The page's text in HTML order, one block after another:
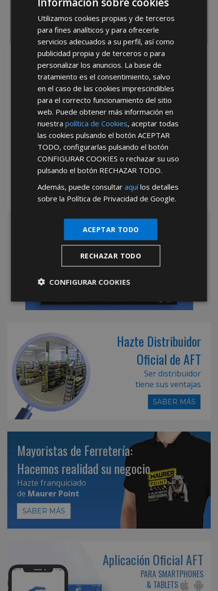
He leído y acepto la Política de Privacidad
*Abstenerse particulares, sólo venta a tiendas y empresas minoristas y
Hazte Distribuidor
Oficial de AFT
Ser distribuidor
tiene sus ventajas
SABER MÁS
Mayoristas de Ferretería:
Hacemos realidad su negocio
Hazte franquiciado
de Maurer Point
SABER MÁS
Aplicación Oficial AFT
PARA SMARTPHONES
& TABLETS
Utilizamos cookies propias y de terceros
para fines analíticos y para ofrecerle
servicios adecuados a su perfil, así como
publicidad propia y de terceros o para
personalizar los anuncios. La base de
tratamiento es el consentimiento, salvo
en el caso de las cookies imprescindibles
para el correcto funcionamiento del sitio
web. Puede obtener más información en
nuestrapolítica de Cookies, aceptar todas
las cookies pulsando el botónACEPTAR
TODO, configurarlas pulsando el botón
CONFIGURAR COOKIES o rechazar su uso
pulsando el botón RECHAZAR TODO.
Además, puede consultaraquílos detalles
sobre la Política de Privacidad de Google.
ACEPTAR TODO
RECHAZAR TODO
CONFIGURAR COOKIES